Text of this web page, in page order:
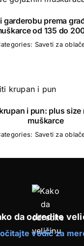
garderobu prema
od 135 do
Saveti za
i pun: plus
muškarce
Saveti za
da odredite
vodič za